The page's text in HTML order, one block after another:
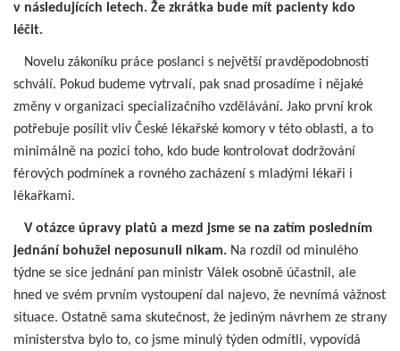
v následujících letech. Že zkrátka bude mít pacienty kdo
léčit.
Novelu zákoníku práce poslanci s největší pravděpodobností
schválí. Pokud budeme vytrvalí, pak snad prosadíme i nějaké
změny v organizaci specializačního vzdělávání. Jako první krok
potřebuje posílit vliv České lékařské komory v této oblasti, a to
minimálně na pozici toho, kdo bude kontrolovat dodržování
férových podmínek a rovného zacházení s mladými lékaři i
lékařkami.
V otázce úpravy platů a mezd jsme se na zatím posledním
jednání bohužel neposunuli nikam. Na rozdíl od minulého
týdne se sice jednání pan ministr Válek osobně účastnil, ale
hned ve svém prvním vystoupení dal najevo, že nevnímá vážnost
situace. Ostatně sama skutečnost, že jediným návrhem ze strany
ministerstva bylo to, co jsme minulý týden odmítli, vypovídá